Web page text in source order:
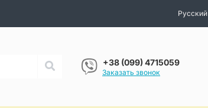
Русский
+38 (099) 4715059
Заказать звонок